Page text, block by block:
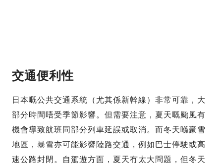
交通便利性
日本嘅公共交通系統（尤其係新幹線）非常可靠，大
部分時間唔受季節影響。但需要注意，夏天嘅颱風有
機會導致航班同部分列車延誤或取消。而冬天喺豪雪
地區，暴雪亦可能影響陸路交通，例如巴士停駛或高
速公路封閉。自駕遊方面，夏天冇太大問題，但冬天